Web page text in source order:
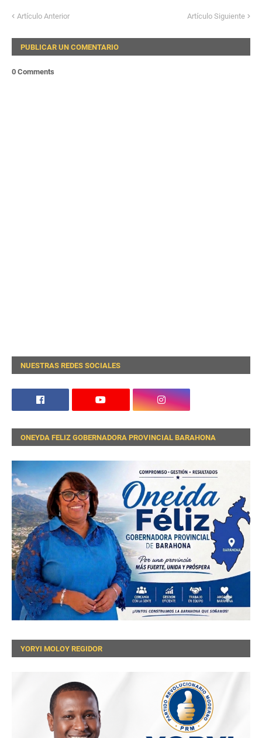
Artículo Anterior Artículo Siguiente
PUBLICAR UN COMENTARIO
0 Comments
NUESTRAS REDES SOCIALES
ONEYDA FELIZ GOBERNADORA PROVINCIAL BARAHONA
YORYI MOLOY REGIDOR